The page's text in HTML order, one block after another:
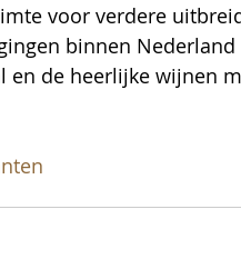
voor verdere
binnen
en de heerlijke wijnen